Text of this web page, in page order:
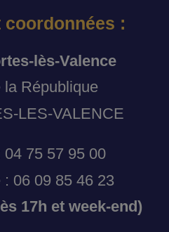
:
lès-Valence
la République
LES-VALENCE
75 57 95 00
06 09 85 46 23
17h et week-end)